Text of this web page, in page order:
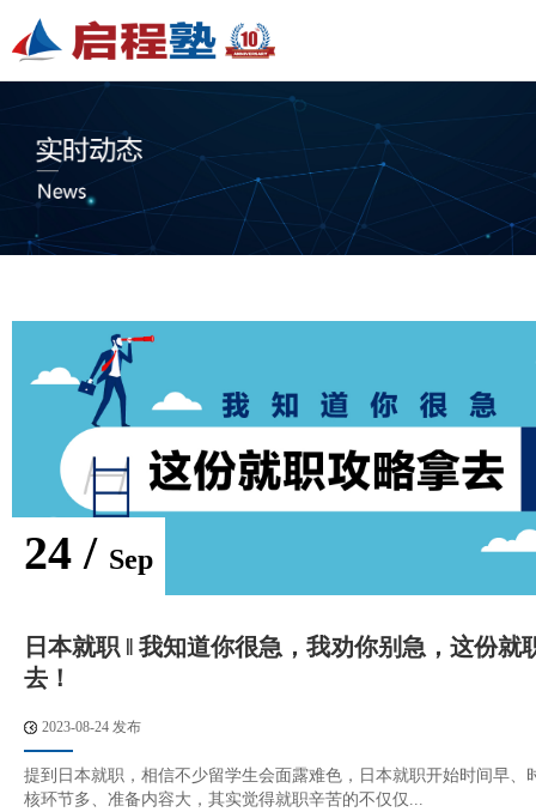
24 / Sep
日本就职 ‖ 我知道你很急，我劝你别急，这份就
去！
2023-08-24 发布
提到日本就职，相信不少留学生会面露难色，日本就职开始时间早、
核环节多、准备内容大，其实觉得就职辛苦的不仅仅...